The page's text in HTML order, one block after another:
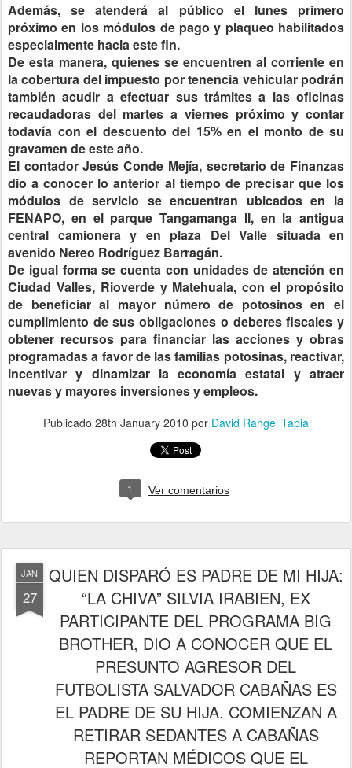
Además, se atenderá al público el lunes primero
próximo en los módulos de pago y plaqueo habilitados
especialmente hacia este fin.
De esta manera, quienes se encuentren al corriente en
la cobertura del impuesto por tenencia vehicular podrán
también acudir a efectuar sus trámites a las oficinas
recaudadoras del martes a viernes próximo y contar
todavía con el descuento del 15% en el monto de su
gravamen de este año.
El contador Jesús Conde Mejía, secretario de Finanzas
dio a conocer lo anterior al tiempo de precisar que los
módulos de servicio se encuentran ubicados en la
FENAPO, en el parque Tangamanga II, en la antigua
central camionera y en plaza Del Valle situada en
avenido Nereo Rodríguez Barragán.
De igual forma se cuenta con unidades de atención en
Ciudad Valles, Rioverde y Matehuala, con el propósito
de beneficiar al mayor número de potosinos en el
cumplimiento de sus obligaciones o deberes fiscales y
obtener recursos para financiar las acciones y obras
programadas a favor de las familias potosinas, reactivar,
incentivar y dinamizar la economía estatal y atraer
nuevas y mayores inversiones y empleos.
Publicado 28th January 2010 por David Rangel Tapia
1 Ver comentarios
JAN
27
QUIEN DISPARÓ ES PADRE DE MI HIJA:
“LA CHIVA” SILVIA IRABIEN, EX
PARTICIPANTE DEL PROGRAMA BIG
BROTHER, DIO A CONOCER QUE EL
PRESUNTO AGRESOR DEL
FUTBOLISTA SALVADOR CABAÑAS ES
EL PADRE DE SU HIJA. COMIENZAN A
RETIRAR SEDANTES A CABAÑAS
REPORTAN MÉDICOS QUE EL